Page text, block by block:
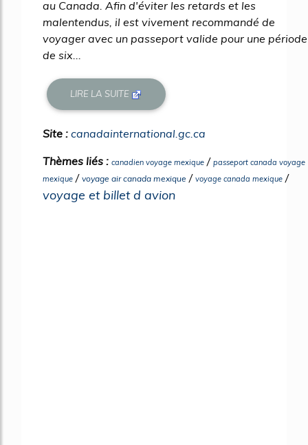
au Canada. Afin d'éviter les retards et les
malentendus, il est vivement recommandé de
voyager avec un passeport valide pour une période
de six...
LIRE LA SUITE
Site : canadainternational.gc.ca
Thèmes liés : canadien voyage mexique / passeport canada voyage
mexique / voyage air canada mexique / voyage canada mexique /
voyage et billet d avion